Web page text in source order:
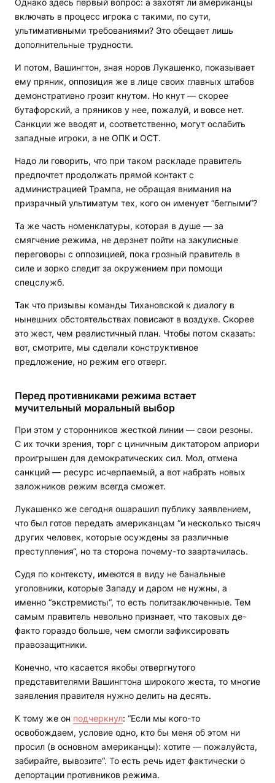
Однако здесь первый вопрос: а захотят ли американцы
включать в процесс игрока с такими, по сути,
ультимативными требованиями? Это обещает лишь
дополнительные трудности.
И потом, Вашингтон, зная норов Лукашенко, показывает
ему пряник, оппозиция же в лице своих главных штабов
демонстративно грозит кнутом. Но кнут — скорее
бутафорский, а пряников у нее, пожалуй, и вовсе нет.
Санкции же вводят и, соответственно, могут ослабить
западные игроки, а не ОПК и ОСТ.
Надо ли говорить, что при таком раскладе правитель
предпочтет продолжать прямой контакт с
администрацией Трампа, не обращая внимания на
призрачный ультиматум тех, кого он именует “беглыми“?
Та же часть номенклатуры, которая в душе — за
смягчение режима, не дерзнет пойти на закулисные
переговоры с оппозицией, пока грозный правитель в
силе и зорко следит за окружением при помощи
спецслужб.
Так что призывы команды Тихановской к диалогу в
нынешних обстоятельствах повисают в воздухе. Скорее
это жест, чем реалистичный план. Чтобы потом сказать:
вот, смотрите, мы сделали конструктивное
предложение, но режим его отверг.
Перед противниками режима встает
мучительный моральный выбор
При этом у сторонников жесткой линии — свои резоны.
С их точки зрения, торг с циничным диктатором априори
проигрышен для демократических сил. Мол, отмена
санкций — ресурс исчерпаемый, а вот набрать новых
заложников режим всегда сможет.
Лукашенко же сегодня ошарашил публику заявлением,
что был готов передать американцам “и несколько тысяч
других человек, которые осуждены за различные
преступления“, но та сторона почему-то заартачилась.
Судя по контексту, имеются в виду не банальные
уголовники, которые Западу и даром не нужны, а
именно “экстремисты“, то есть политзаключенные. Тем
самым правитель невольно признает, что таковых де-
факто гораздо больше, чем смогли зафиксировать
правозащитники.
Конечно, что касается якобы отвергнутого
представителями Вашингтона широкого жеста, то многие
заявления правителя нужно делить на десять.
К тому же он подчеркнул: “Если мы кого-то
освобождаем, условие одно, кто бы меня об этом ни
просил (в основном американцы): хотите — пожалуйста,
забирайте, вывозите“. То есть речь идет фактически о
депортации противников режима.